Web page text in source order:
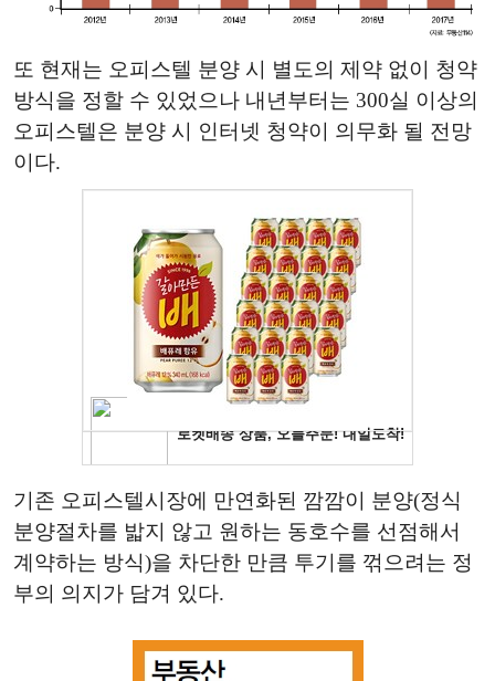
또 현재는 오피스텔 분양 시 별도의 제약 없이 청약
방식을 정할 수 있었으나 내년부터는 300실 이상의
오피스텔은 분양 시 인터넷 청약이 의무화 될 전망
이다.
기존 오피스텔시장에 만연화된 깜깜이 분양(정식
분양절차를 밟지 않고 원하는 동호수를 선점해서
계약하는 방식)을 차단한 만큼 투기를 꺾으려는 정
부의 의지가 담겨 있다.